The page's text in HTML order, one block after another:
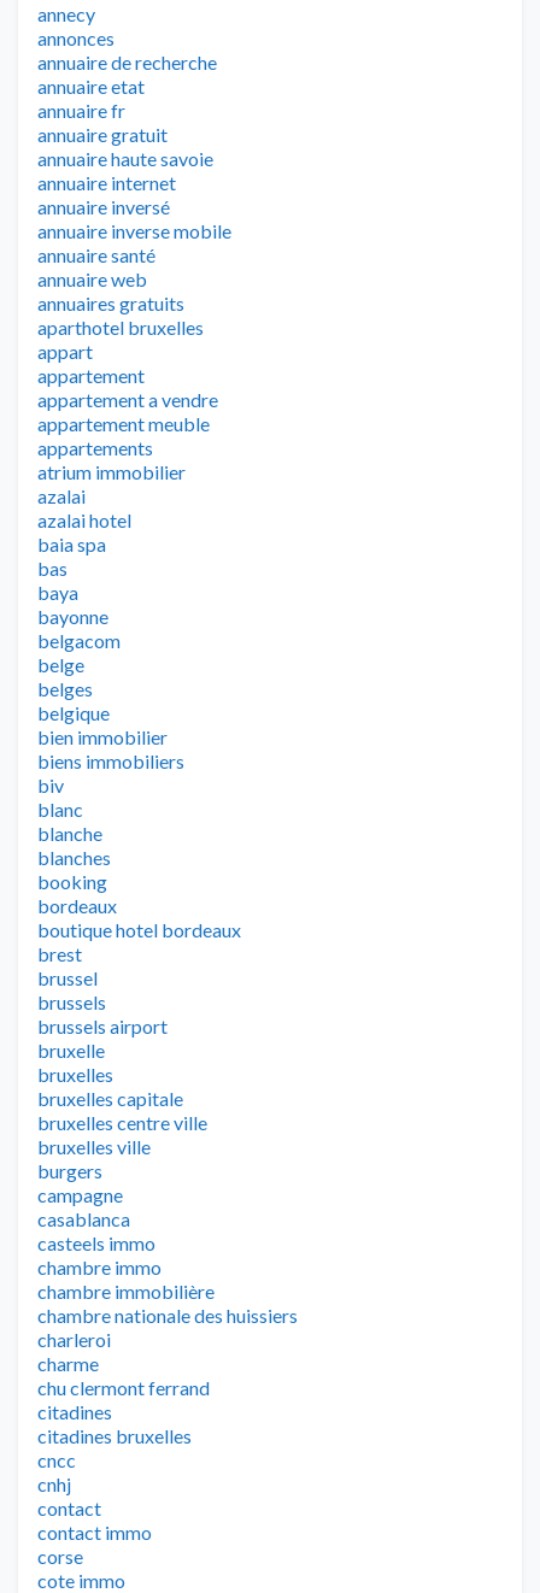
annecy
annonces
annuaire de recherche
annuaire etat
annuaire fr
annuaire gratuit
annuaire haute savoie
annuaire internet
annuaire inversé
annuaire inverse mobile
annuaire santé
annuaire web
annuaires gratuits
aparthotel bruxelles
appart
appartement
appartement a vendre
appartement meuble
appartements
atrium immobilier
azalai
azalai hotel
baia spa
bas
baya
bayonne
belgacom
belge
belges
belgique
bien immobilier
biens immobiliers
biv
blanc
blanche
blanches
booking
bordeaux
boutique hotel bordeaux
brest
brussel
brussels
brussels airport
bruxelle
bruxelles
bruxelles capitale
bruxelles centre ville
bruxelles ville
burgers
campagne
casablanca
casteels immo
chambre immo
chambre immobilière
chambre nationale des huissiers
charleroi
charme
chu clermont ferrand
citadines
citadines bruxelles
cncc
cnhj
contact
contact immo
corse
cote immo